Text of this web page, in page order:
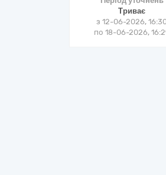
Триває
з 12-06-2026,
по 18-06-2026,